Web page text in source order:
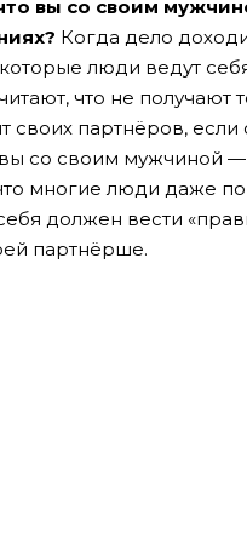
вы со своим
Когда дело
люди ведут
что не получают
своих партнёров, если
вы со своим мужчиной —
многие люди даже
должен вести
партнёрше.